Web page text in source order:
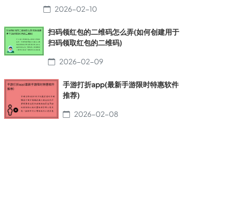
2026-02-10
扫码领红包的二维码怎么弄(如何创建用于
扫码领取红包的二维码)
2026-02-09
手游打折app(最新手游限时特惠软件
推荐)
2026-02-08